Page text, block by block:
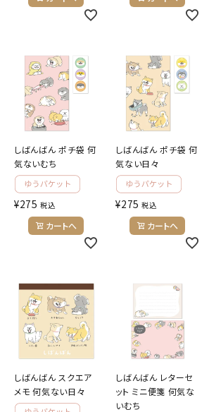
しばんばん ポチ袋 何
気ないむち
¥275 税込
カートへ
しばんばん ポチ袋 何
気ない日々
¥275 税込
カートへ
しばんばん スクエア
メモ 何気ない日々
しばんばん レターセ
ット ミニ便箋 何気な
いむち